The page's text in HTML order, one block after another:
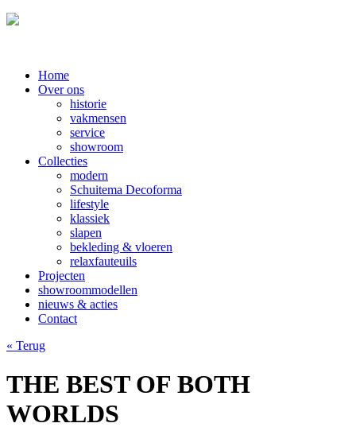
Home
Over ons
historie
vakmensen
service
showroom
Collecties
modern
Schuitema Decoforma
lifestyle
klassiek
slapen
bekleding & vloeren
relaxfauteuils
Projecten
showroommodellen
nieuws & acties
Contact
« Terug
THE BEST OF BOTH
WORLDS